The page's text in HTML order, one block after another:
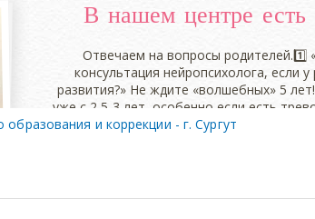
и коррекции - г. Сургут